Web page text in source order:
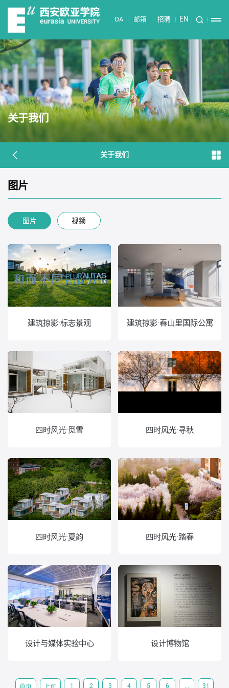
OA 邮箱 招聘 EN
关于我们
关于我们
图片
图片 视频
建筑掠影·标志景观 建筑掠影·春山里国际公寓
四时风光·觅雪 四时风光·寻秋
四时风光·夏韵 四时风光·踏春
设计与媒体实验中心 设计博物馆
1 2 3 4 5 6 ... 31